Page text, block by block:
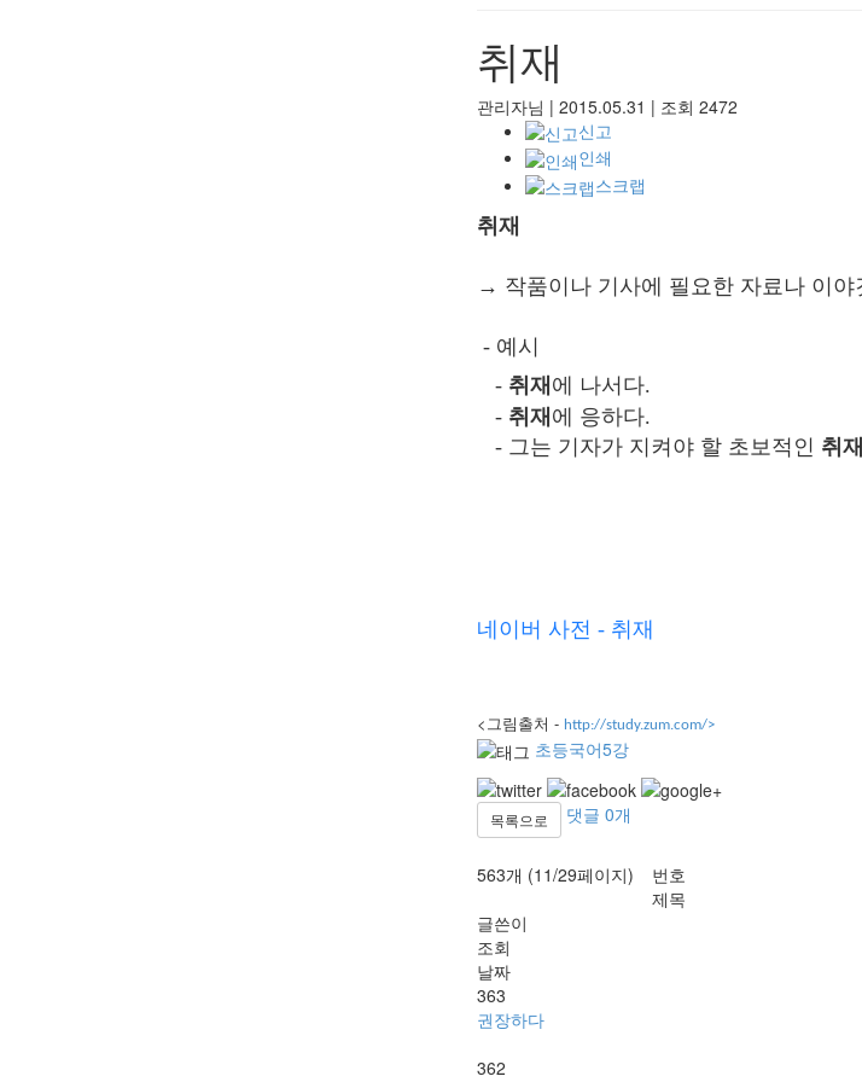
취재
관리자님 | 2015.05.31 | 조회 2472
신고
인쇄
스크랩
취재
→ 작품이나 기사에 필요한 자료나 이
- 예시
- 취재 에 나서다.
- 취재 에 응하다.
- 그는 기자가 지켜야 할 초보적인 취재
네이버 사전 - 취재
<그림출처 - http://study.zum.com/>
초등국어5강
목록으로 댓글 0개
563개 (11/29페이지)
번호
제목
글쓴이
조회
날짜
363
권장하다
362